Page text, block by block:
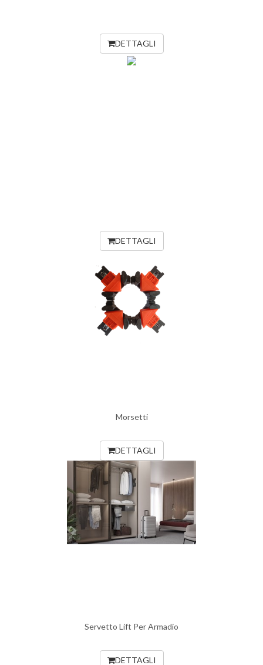
DETTAGLI
DETTAGLI
Morsetti
DETTAGLI
Servetto Lift Per Armadio
DETTAGLI